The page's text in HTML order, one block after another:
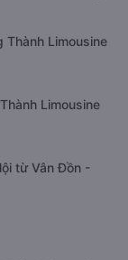
Thành Limousine
Limousine
từ Vân Đồn -